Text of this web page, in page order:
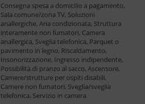
Consegna spesa a domicilio a pagamento,
Sala comune/zona TV, Soluzioni
anallergiche, Aria condizionata, Struttura
interamente non fumatori, Camera
anallergica, Sveglia telefonica, Parquet o
pavimento in legno, Riscaldamento,
Insonorizzazione, Ingresso indipendente,
Possibilità di pranzo al sacco, Ascensore,
Camere/strutture per ospiti disabili,
Camere non fumatori, Sveglia/sveglia
telefonica, Servizio in camera